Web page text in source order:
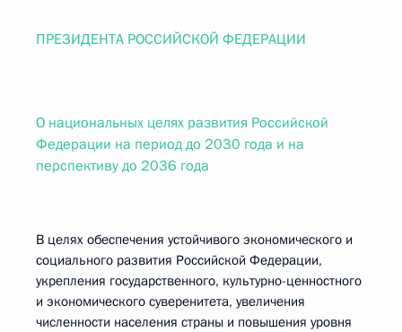
ПРЕЗИДЕНТА РОССИЙСКОЙ ФЕДЕРАЦИИ
О национальных целях развития Российской
Федерации на период до 2030 года и на
перспективу до 2036 года
В целях обеспечения устойчивого экономического и
социального развития Российской Федерации,
укрепления государственного, культурно-ценностного
и экономического суверенитета, увеличения
численности населения страны и повышения уровня